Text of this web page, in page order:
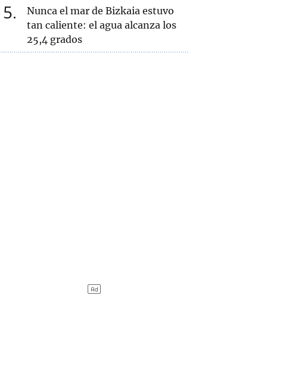
5
Nunca el mar de Bizkaia estuvo
tan caliente: el agua alcanza los
25,4 grados